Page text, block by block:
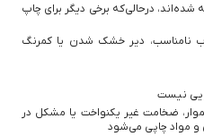
درحالی‌که برخی دیگر برای چاپ
نامناسب، دیر خشک شدن یا کمرنگ
نیست
ضخامت غیر یکنواخت یا مشکل در
و مواد چاپی می‌شود